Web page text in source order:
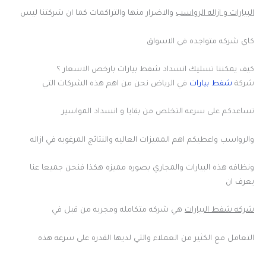
البيارات و ازاله الرواسب والاضرار منها والتراكمات كما ان شركتنا ليس
كاي شركه متواجده في الاسواق
كيف يمكننا تسليك انسداد شفط بيارات بارخص الاسعار ؟
شركة شفط بيارات في الرياض نحن من اهم هذه الشركات التي
تساعدكم على سرعه التخلص من بقايا و انسداد المواسير
والرواسب واعطيكم اهم المميزات العاليه والنتائج المرغوبه في ازاله
ونظافه هذه البيارات والمجاري بصوره مميزه هكذا فنحن جميعا عنا
يعرف ان
شركه شفط البيارات هي شركه متكامله ومجربه من قبل في
التعامل مع الكثير من العملاء والتي لديها القدره على سرعه هذه